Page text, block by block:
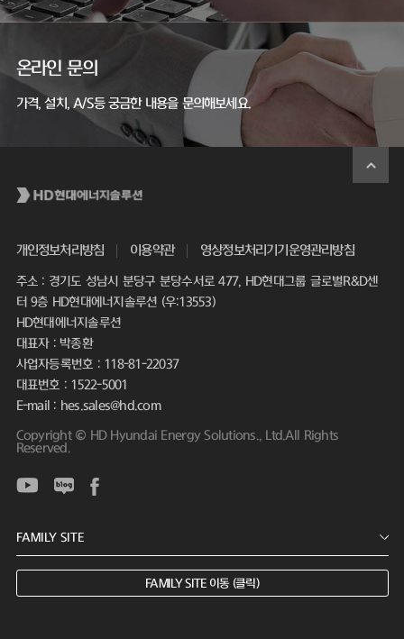
온라인 문의
가격, 설치, A/S등 궁금한 내용을 문의해보세요.
개인정보처리방침 이용약관 영상정보처리기기운영관리방침
주소 : 경기도 성남시 분당구 분당수서로 477, HD현대그룹 글로벌R&D센
터 9층 HD현대에너지솔루션 (우:13553)
HD현대에너지솔루션
대표자 : 박종환
사업자등록번호 : 118-81-22037
대표번호 : 1522-5001
E-mail : hes.sales@hd.com
Copyright © HD Hyundai Energy Solutions., Ltd.All Rights
Reserved.
FAMILY SITE 이동 (클릭)